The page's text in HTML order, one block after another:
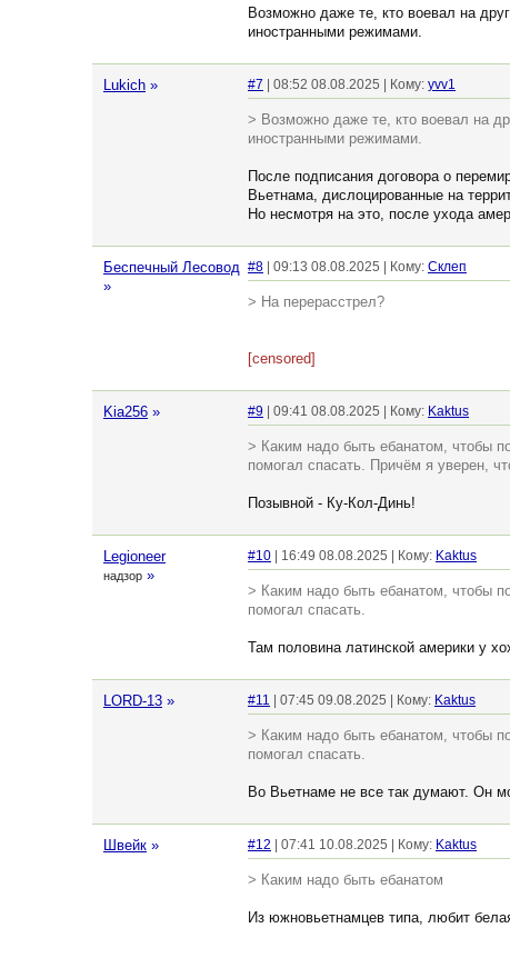
Возможно даже те, кто воевал на
иностранными режимами.
Lukich » #7 | 08:52 08.08.2025 | Кому: yvv1
> Возможно даже те, кто воевал на
иностранными режимами.
После подписания договора о
Вьетнама, дислоцированные на
Но несмотря на это, после ухода
Беспечный Лесовод
»
#8 | 09:13 08.08.2025 | Кому: Склеп
> На перерасстрел?
[censored]
Kia256 » #9 | 09:41 08.08.2025 | Кому: Kaktus
> Каким надо быть ебанатом, чтобы
помогал спасать. Причём я уверен,
Позывной - Ку-Кол-Динь!
Legioneer
надзор »
#10 | 16:49 08.08.2025 | Кому: Kaktus
> Каким надо быть ебанатом, чтобы
помогал спасать.
Там половина латинской америки у
LORD-13 » #11 | 07:45 09.08.2025 | Кому: Kaktus
> Каким надо быть ебанатом, чтобы
помогал спасать.
Во Вьетнаме не все так думают. Он
Швейк » #12 | 07:41 10.08.2025 | Кому: Kaktus
> Каким надо быть ебанатом
Из южновьетнамцев типа, любит